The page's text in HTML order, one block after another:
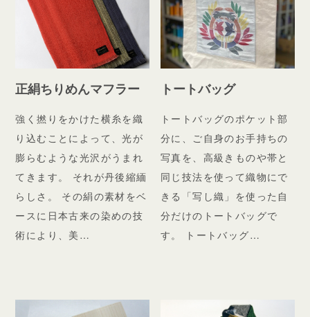
正絹ちりめんマフラー
強く撚りをかけた横糸を織
り込むことによって、光が
膨らむような光沢がうまれ
てきます。 それが丹後縮緬
らしさ。 その絹の素材をベ
ースに日本古来の染めの技
術により、美…
トートバッグ
トートバッグのポケット部
分に、ご自身のお手持ちの
写真を、高級きものや帯と
同じ技法を使って織物にで
きる「写し織」を使った自
分だけのトートバッグで
す。 トートバッグ…